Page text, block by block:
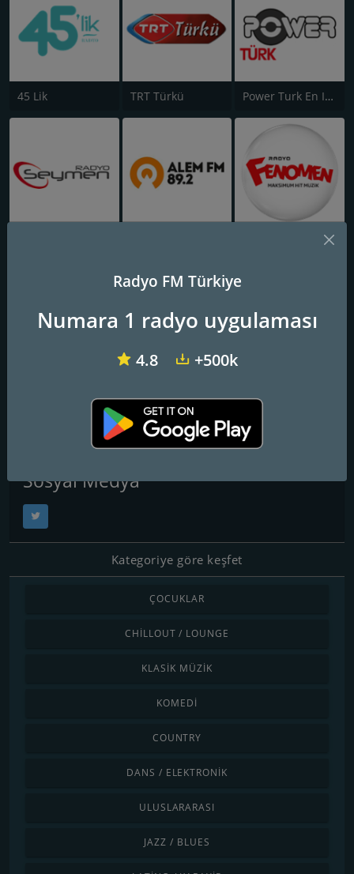
45 Lik TRT Türkü Power Turk En Iyiler
Radyo Fenomen
: 87.7 FM
İletişim Bilgileri
http://www.kentfm.com.tr/
Sosyal Medya
Kategoriye göre keşfet
ÇOCUKLAR
CHILLOUT / LOUNGE
KLASIK MÜZIK
KOMEDI
COUNTRY
DANS / ELEKTRONIK
ULUSLARARASI
JAZZ / BLUES
Radyo FM Türkiye
Numara 1 radyo uygulaması
4.8 +500k